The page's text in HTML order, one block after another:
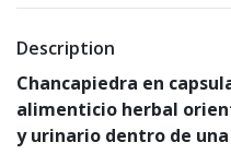
Description
Chancapiedra en
alimenticio herbal
y urinario dentro de